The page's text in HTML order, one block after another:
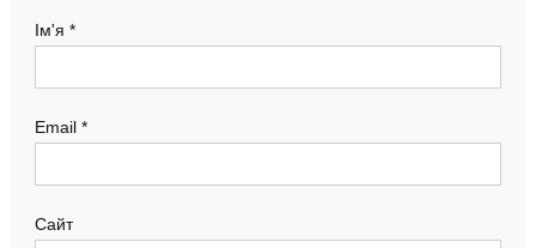
Ім'я *
Email *
Сайт